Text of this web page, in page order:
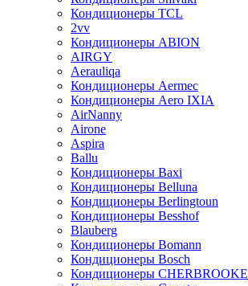
Кондиционеры TCL
2vv
Кондиционеры ABION
AIRGY
Aerauliqa
Кондиционеры Aermec
Кондиционеры Aero IXIA
AirNanny
Airone
Aspira
Ballu
Кондиционеры Baxi
Кондиционеры Belluna
Кондиционеры Berlingtoun
Кондиционеры Besshof
Blauberg
Кондиционеры Bomann
Кондиционеры Bosch
Кондиционеры CHERBROOKE